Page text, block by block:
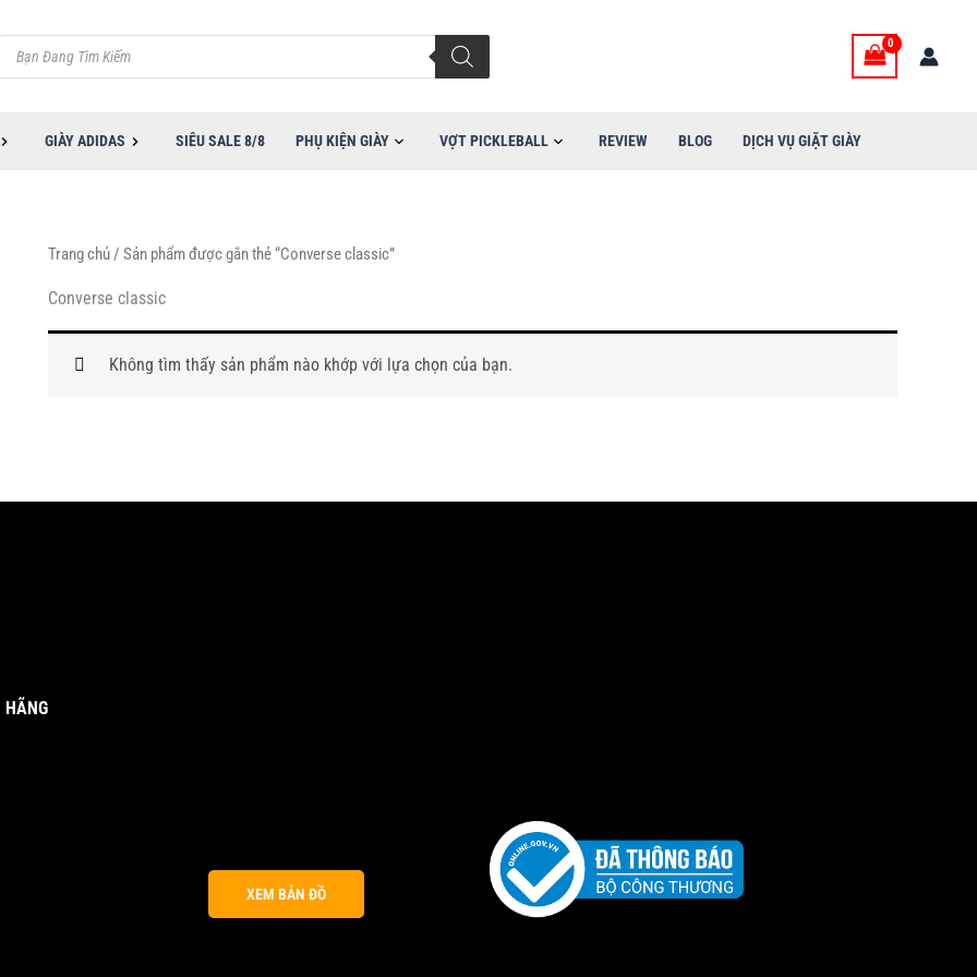
Tìm
kiếm
sản
GIÀY ADIDAS SIÊU SALE 8/8 PHỤ KIỆN GIÀY VỢT PICKLEBALL REVIEW BLOG DỊCH VỤ GIẶT GIÀY
Trang chủ/ Sản phẩm được gắn thẻ “Converse classic”
Converse classic
Không tìm thấy sản phẩm nào khớp với lựa chọn của bạn.
HÃNG
XEM BẢN ĐỒ